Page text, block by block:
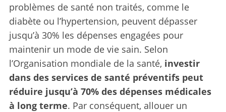
problèmes de santé non traités, comme le
diabète ou l’hypertension, peuvent dépasser
jusqu’à 30% les dépenses engagées pour
maintenir un mode de vie sain. Selon
l’Organisation mondiale de la santé, investir
dans des services de santé préventifs peut
réduire jusqu’à 70% des dépenses médicales
à long terme. Par conséquent, allouer un